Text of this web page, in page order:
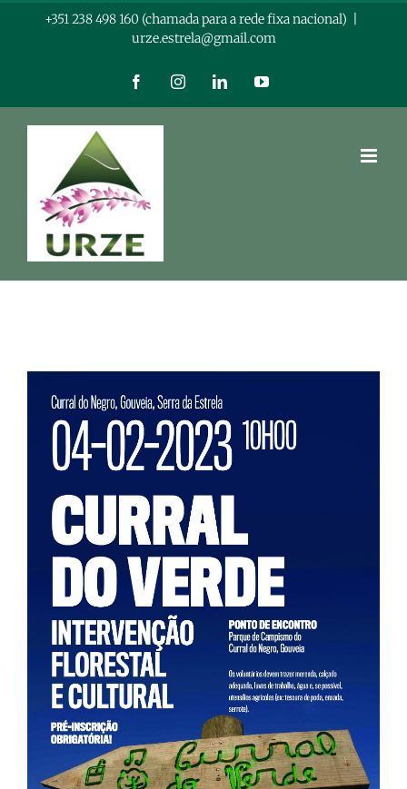
+351 238 498 160 (chamada para a rede fixa nacional)
urze.estrela@gmail.com
FacebookInstagramLinkedInYouTube
Larger
Image